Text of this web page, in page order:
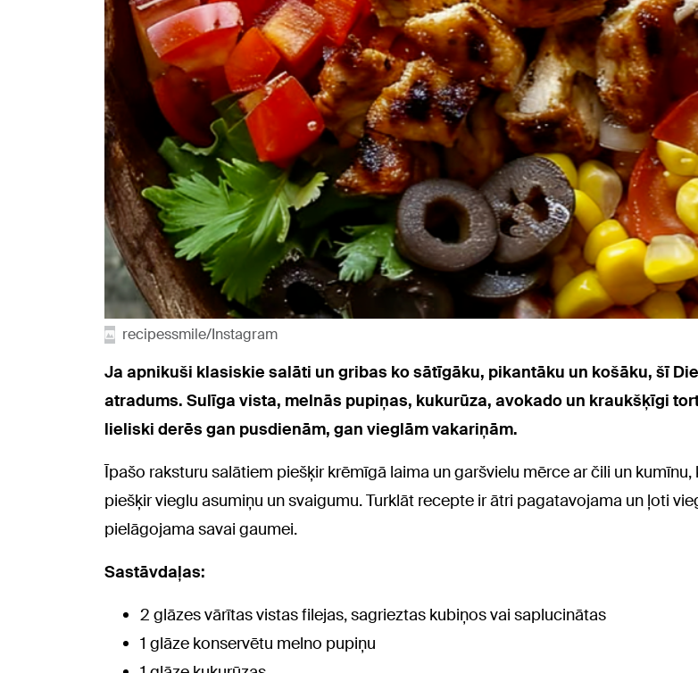
recipessmile/Instagram
Ja apnikuši klasiskie salāti un gribas ko sātīgāku, pikantāku un košāku, šī
atradums. Sulīga vista, melnās pupiņas, kukurūza, avokado un kraukšķīgi
lieliski derēs gan pusdienām, gan vieglām vakariņām.
Īpašo raksturu salātiem piešķir krēmīgā laima un garšvielu mērce ar čili un kumīnu,
piešķir vieglu asumiņu un svaigumu. Turklāt recepte ir ātri pagatavojama un ļoti
pielāgojama savai gaumei.
Sastāvdaļas:
2 glāzes vārītas vistas filejas, sagrieztas kubiņos vai saplucinātas
1 glāze konservētu melno pupiņu